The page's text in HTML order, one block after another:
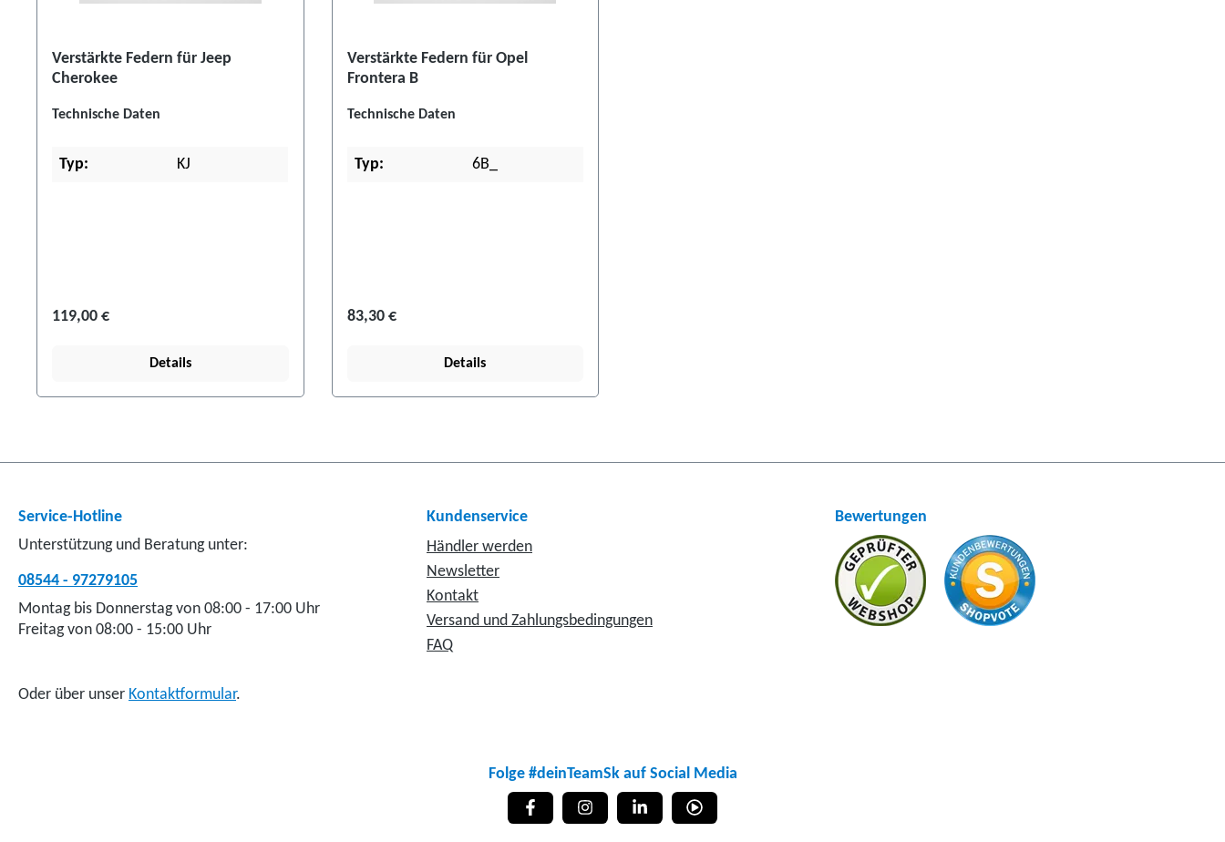
Verstärkte Federn für Jeep
Cherokee
Technische Daten
Typ: KJ
119,00 €
Details
Verstärkte Federn für Opel
Frontera B
Technische Daten
Typ: 6B_
83,30 €
Details
Service-Hotline
Unterstützung und Beratung unter:
08544 - 97279105
Montag bis Donnerstag von 08:00 - 17:00 Uhr
Freitag von 08:00 - 15:00 Uhr
Oder über unser Kontaktformular.
Kundenservice
Händler werden
Newsletter
Kontakt
Versand und Zahlungsbedingungen
FAQ
Bewertungen
Folge #deinTeamSk auf Social Media